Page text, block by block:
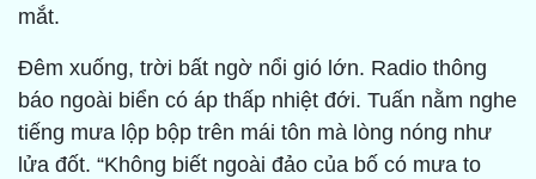
mắt.
Đêm xuống, trời bất ngờ nổi gió lớn. Radio thông
báo ngoài biển có áp thấp nhiệt đới. Tuấn nằm nghe
tiếng mưa lộp bộp trên mái tôn mà lòng nóng như
lửa đốt. “Không biết ngoài đảo của bố có mưa to